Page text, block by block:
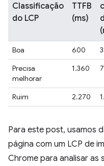
Classificação
do LCP
TTFB
(ms)
Boa 600
Precisa
melhorar
1.360
Ruim 2.270
Para este post, usamos
página com um LCP de
Chrome para analisar as